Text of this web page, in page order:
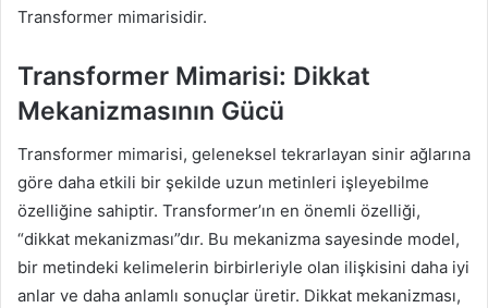
Transformer mimarisidir.
Transformer Mimarisi: Dikkat
Mekanizmasının Gücü
Transformer mimarisi, geleneksel tekrarlayan sinir ağlarına
göre daha etkili bir şekilde uzun metinleri işleyebilme
özelliğine sahiptir. Transformer’ın en önemli özelliği,
“dikkat mekanizması”dır. Bu mekanizma sayesinde model,
bir metindeki kelimelerin birbirleriyle olan ilişkisini daha iyi
anlar ve daha anlamlı sonuçlar üretir. Dikkat mekanizması,